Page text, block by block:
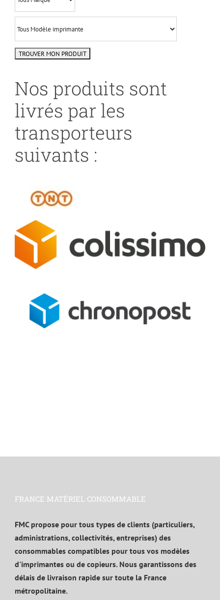
Nos produits sont
livrés par les
transporteurs
suivants :
FRANCE MATÉRIEL CONSOMMABLE
FMC propose pour tous types de clients (particuliers,
administrations, collectivités, entreprises) des
consommables compatibles pour tous vos modèles
d'imprimantes ou de copieurs. Nous garantissons des
délais de livraison rapide sur toute la France
métropolitaine.